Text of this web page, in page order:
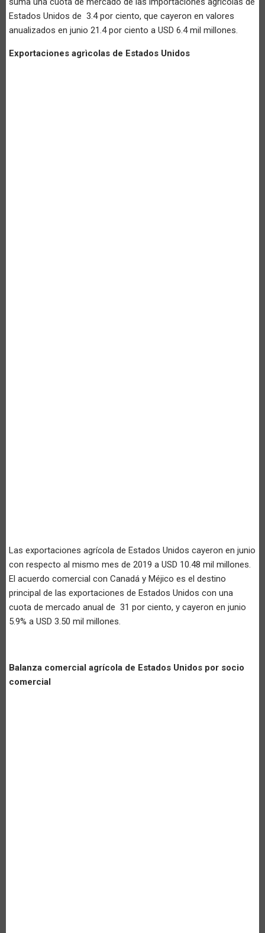
Estados Unidos de 3.4 por ciento, que cayeron en valores
anualizados en junio 21.4 por ciento a USD 6.4 mil millones.
Exportaciones agrìcolas de Estados Unidos
Las exportaciones agrícola de Estados Unidos cayeron en junio
con respecto al mismo mes de 2019 a USD 10.48 mil millones.
El acuerdo comercial con Canadá y Méjico es el destino
principal de las exportaciones de Estados Unidos con una
cuota de mercado anual de 31 por ciento, y cayeron en junio
5.9% a USD 3.50 mil millones.
Balanza comercial agrícola de Estados Unidos por socio
comercial